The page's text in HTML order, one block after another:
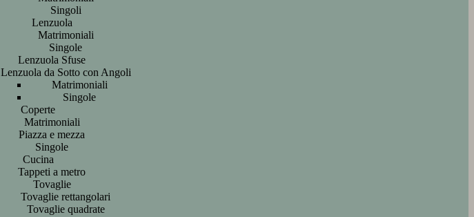
Singoli
Lenzuola
Matrimoniali
Singole
Lenzuola Sfuse
Lenzuola da Sotto con Angoli
Matrimoniali
Singole
Coperte
Matrimoniali
Piazza e mezza
Singole
Cucina
Tappeti a metro
Tovaglie
Tovaglie rettangolari
Tovaglie quadrate